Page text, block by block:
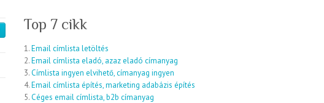
Top 7 cikk
1.Email címlista letöltés
2.Email címlista eladó, azaz eladó címanyag
3.Címlista ingyen elvihető, címanyag ingyen
4.Email címlista építés, marketing adabázis építés
5.Céges email címlista, b2b címanyag